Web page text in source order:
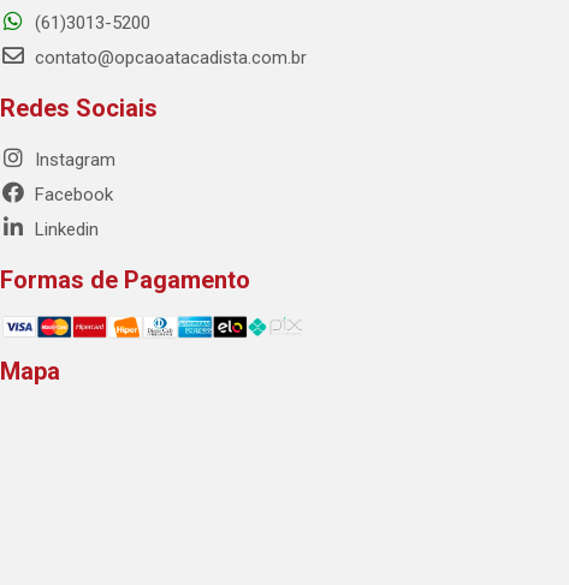
(61)3013-5200
contato@opcaoatacadista.com.br
Redes Sociais
Instagram
Facebook
Linkedin
Formas de Pagamento
Mapa